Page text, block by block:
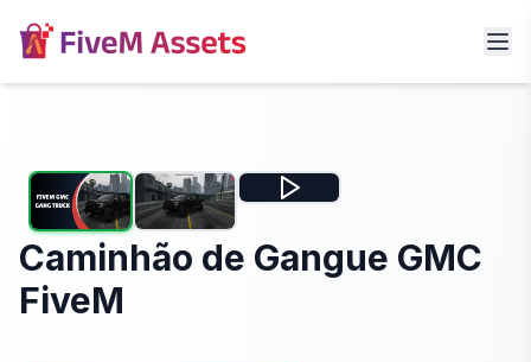
Caminhão de Gangue GMC
FiveM